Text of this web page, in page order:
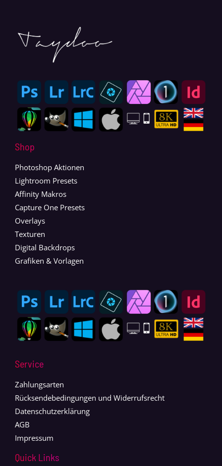
Shop
Photoshop Aktionen
Lightroom Presets
Affinity Makros
Capture One Presets
Overlays
Texturen
Digital Backdrops
Grafiken & Vorlagen
Service
Zahlungsarten
Rücksendebedingungen und Widerrufsrecht
Datenschutzerklärung
AGB
Impressum
Quick Links